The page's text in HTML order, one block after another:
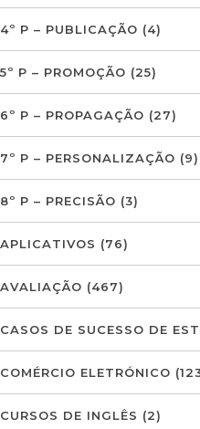
4º P – PUBLICAÇÃO (4)
5º P – PROMOÇÃO (25)
6º P – PROPAGAÇÃO (27)
7º P – PERSONALIZAÇÃO (9)
8º P – PRECISÃO (3)
APLICATIVOS (76)
AVALIAÇÃO (467)
CASOS DE SUCESSO DE
COMÉRCIO ELETRÓNICO
CURSOS DE INGLÊS (2)